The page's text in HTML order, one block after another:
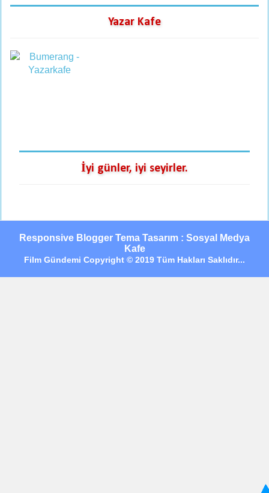
Yazar Kafe
İyi günler, iyi seyirler.
Responsive Blogger Tema Tasarım : Sosyal Medya
Kafe
Film Gündemi Copyright © 2019 Tüm Hakları Saklıdır...